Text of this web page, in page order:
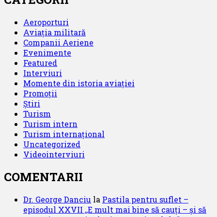
Aeroporturi
Aviația militară
Companii Aeriene
Evenimente
Featured
Interviuri
Momente din istoria aviației
Promoții
Știri
Turism
Turism intern
Turism internațional
Uncategorized
Videointerviuri
COMENTARII
Dr. George Danciu la Pastila pentru suflet –
episodul XXVII ,,E mult mai bine să cauți – și să